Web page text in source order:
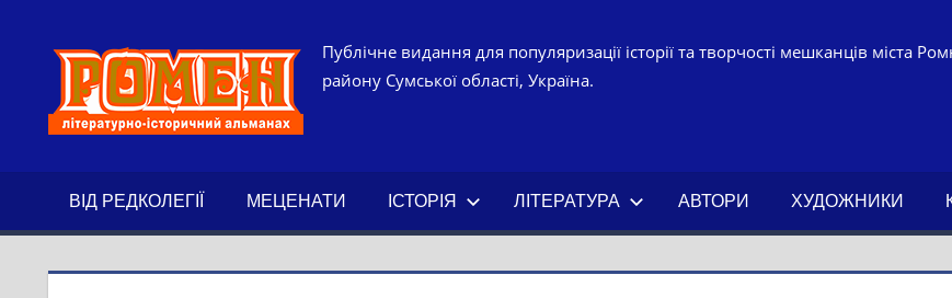
РОМЕН.
ІСТОРИЧНИЙ
АЛЬМАНАХ.
Публічне видання для популяризації історії та творчості мешканців міста
району Сумської області, Україна.
ВІД РЕДКОЛЕГІЇ МЕЦЕНАТИ ІСТОРІЯ ЛІТЕРАТУРА АВТОРИ ХУДОЖНИКИ